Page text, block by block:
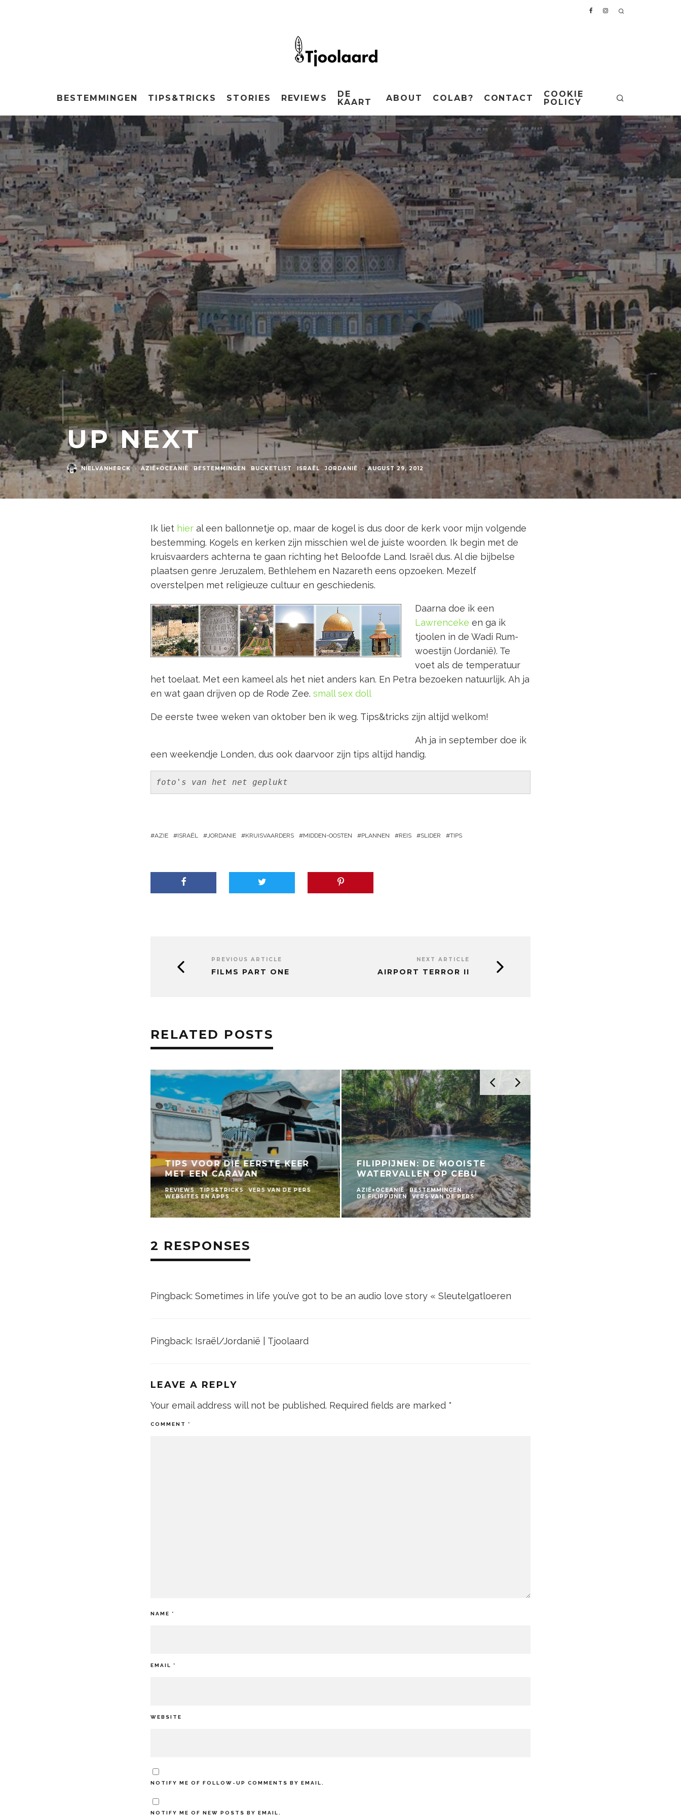
BESTEMMINGEN TIPS&TRICKS STORIES REVIEWS
DE
KAART
ABOUT COLAB? CONTACT
COOKIE
POLICY
UP NEXT
NIELVANHERCK · AZIË+OCEANIË BESTEMMINGEN BUCKETLIST ISRAËL JORDANIË · AUGUST 29, 2012
Ik liet hier al een ballonnetje op, maar de kogel is dus door de kerk voor mijn volgende
bestemming. Kogels en kerken zijn misschien wel de juiste woorden. Ik begin met de
kruisvaarders achterna te gaan richting het Beloofde Land. Israël dus. Al die bijbelse
plaatsen genre Jeruzalem, Bethlehem en Nazareth eens opzoeken. Mezelf
overstelpen met religieuze cultuur en geschiedenis.
Daarna doe ik een
Lawrenceke en ga ik
tjoolen in de Wadi Rum-
woestijn (Jordanië). Te
voet als de temperatuur
het toelaat. Met een kameel als het niet anders kan. En Petra bezoeken natuurlijk. Ah ja
en wat gaan drijven op de Rode Zee. small sex doll
De eerste twee weken van oktober ben ik weg. Tips&tricks zijn altijd welkom!
Ah ja in september doe ik
een weekendje Londen, dus ook daarvoor zijn tips altijd handig.
foto's van het net geplukt
AZIE ISRAËL JORDANIE KRUISVAARDERS MIDDEN-OOSTEN PLANNEN REIS SLIDER TIPS
PREVIOUS ARTICLE
FILMS PART ONE
NEXT ARTICLE
AIRPORT TERROR II
RELATED POSTS
TIPS VOOR DIE EERSTE KEER
MET EEN CARAVAN
REVIEWS TIPS&TRICKS
VERS VAN DE PERS
WEBSITES EN APPS
FILIPPIJNEN: DE MOOISTE
WATERVALLEN OP CEBU
AZIË+OCEANIË
BESTEMMINGEN
DE FILIPPIJNEN
VERS VAN DE PERS
2 RESPONSES
Pingback: Sometimes in life you’ve got to be an audio love story « Sleutelgatloeren
Pingback: Israël/Jordanië | Tjoolaard
LEAVE A REPLY
Your email address will not be published. Required fields are marked *
COMMENT *
NAME *
EMAIL *
WEBSITE
NOTIFY ME OF FOLLOW-UP COMMENTS BY EMAIL.
NOTIFY ME OF NEW POSTS BY EMAIL.